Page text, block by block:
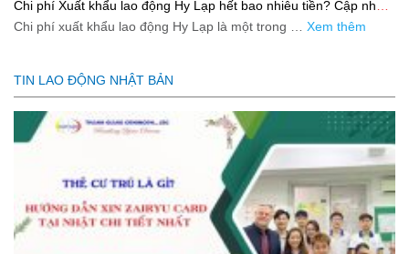
Chi phí Xuất khẩu lao động Hy Lạp hết bao nhiêu tiền? Cập nhật
mới nhất 2026
Chi phí xuất khẩu lao động Hy Lạp là một trong … Xem thêm
TIN LAO ĐỘNG NHẬT BẢN